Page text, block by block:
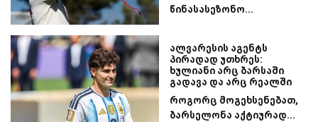
წინასასეზონო...
ალვარესის აგენტს
პირადად უთხრეს:
ხულიანი არც ბარსაში
გადავა და არც რეალში
როგორც მოგეხსენებათ,
ბარსელონა აქტიურად...